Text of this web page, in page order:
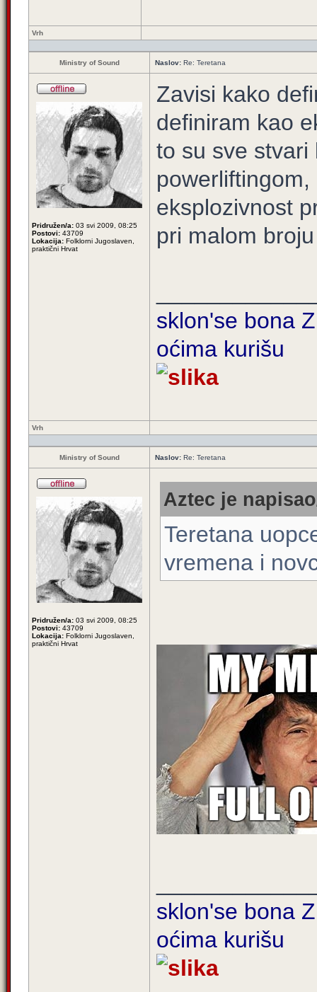
Vrh
Ministry of Sound Naslov: Re: Teretana
Pridružen/a: 03 svi 2009, 08:25
Postovi: 43709
Lokacija: Folklorni Jugoslaven,
praktični Hrvat
Zavisi kako
definiram kao
to su sve stvari
eksplozivnost
pri malom
sklon'se bona
oćima kurišu
Vrh
Ministry of Sound Naslov: Re: Teretana
Pridružen/a: 03 svi 2009, 08:25
Postovi: 43709
Lokacija: Folklorni Jugoslaven,
praktični Hrvat
Aztec je
Teretana
vremena i
sklon'se bona
oćima kurišu